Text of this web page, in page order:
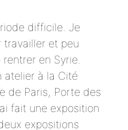
difficile. Je
travailler et peu
rentrer en Syrie.
atelier à la Cité
de Paris, Porte des
fait une exposition
expositions